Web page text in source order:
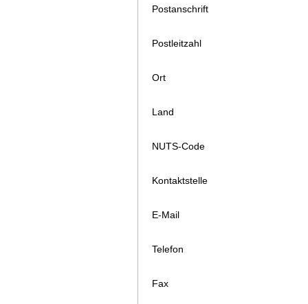
Postanschrift
Postleitzahl
Ort
Land
NUTS-Code
Kontaktstelle
E-Mail
Telefon
Fax